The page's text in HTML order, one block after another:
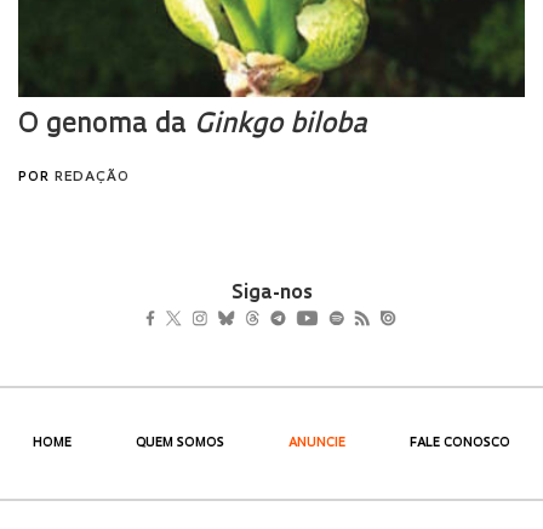
Siga-nos
HOME QUEM SOMOS ANUNCIE FALE CONOSCO